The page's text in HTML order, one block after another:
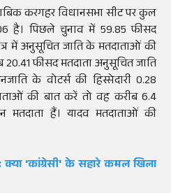
करगहर विधानसभा सीट पर कुल
है। पिछले चुनाव में 59.85 फीसद
में अनुसूचित जाति के मतदाताओं की
20.41 फीसद मतदाता अनुसूचित जाति
के वोटर्स की हिस्सेदारी 0.28
की बात करें तो वह करीब 6.4
मतदाता हैं। यादव मतदाताओं की
क्या 'कांग्रेसी' के सहारे कमल खिला